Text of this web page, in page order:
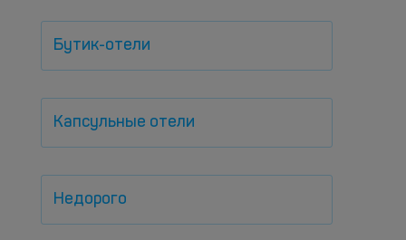
Бутик-отели
Капсульные отели
Недорого